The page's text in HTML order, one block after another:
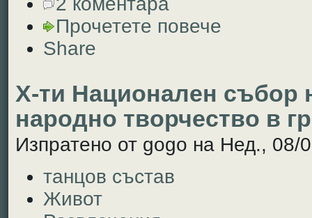
Прочетете повече
Share
Х-ти Национален събор
народно творчество в
Изпратено от gogo на Нед., 08/
танцов състав
Живот